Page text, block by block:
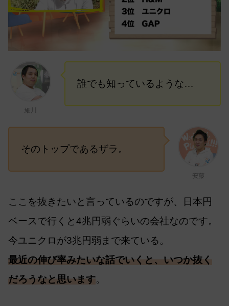
細川
誰でも知っているような…
安藤
そのトップであるザラ。
ここを抜きたいと言っているのですが、日本円
ベースで行くと4兆円弱ぐらいの会社なのです。
今ユニクロが3兆円弱まで来ている。
最近の伸び率みたいな話でいくと、いつか抜く
だろうなと思います。